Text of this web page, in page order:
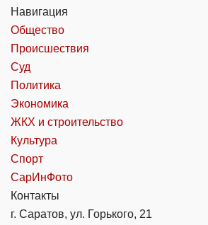
Навигация
Общество
Происшествия
Суд
Политика
Экономика
ЖКХ и строительство
Культура
Спорт
СарИнФото
Контакты
г. Саратов, ул. Горького, 21